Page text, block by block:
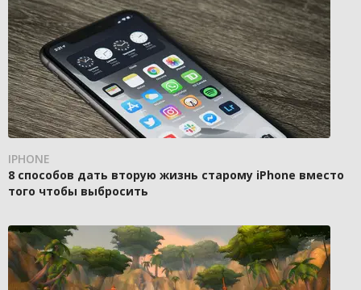
IPHONE
8 способов дать вторую жизнь старому iPhone вместо
того чтобы выбросить